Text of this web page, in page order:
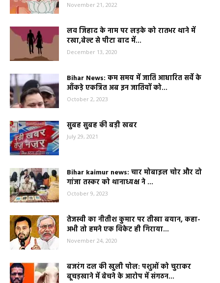
November 21, 2022
लव जिहाद के नाम पर लड़के को रातभर थाने में
रखा,बेल्ट से पीटा बाद में...
December 13, 2020
Bihar News: कम समय में जाति आधारित सर्वे के
आँकड़े एकत्रित अब इन जातियों को...
October 2, 2023
सुबह सुबह की बड़ी खबर
July 29, 2021
Bihar kaimur news: चार मोबाइल चोर और दो
गांजा तस्कर को थानाध्यक्ष ने ...
October 9, 2023
तेजस्वी का नीतीश कुमार पर तीखा बयान, कहा-
अभी तो हमने एक विकेट ही गिराया...
November 24, 2020
बजरंग दल की खुली पोल: पशुओं को चुराकर
बूचड़खाने में बेचने के आरोप में संगठन...